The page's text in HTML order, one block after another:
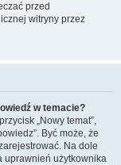
przed
witryny przez
w temacie?
„Nowy temat”,
Być może, że
Na dole
uprawnień użytkownika